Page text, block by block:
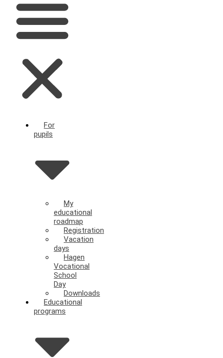
For
pupils
My
educational
roadmap
Registration
Vacation
days
Hagen
Vocational
School
Day
Downloads
Educational
programs